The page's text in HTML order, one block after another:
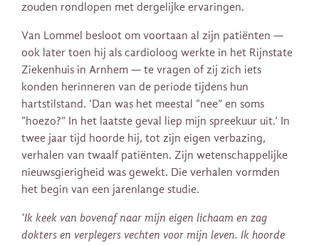
zouden rondlopen met dergelijke ervaringen.
Van Lommel besloot om voortaan al zijn patiënten —
ook later toen hij als cardioloog werkte in het Rijnstate
Ziekenhuis in Arnhem — te vragen of zij zich iets
konden herinneren van de periode tijdens hun
hartstilstand. ‘Dan was het meestal “nee” en soms
“hoezo?” In het laatste geval liep mijn spreekuur uit.’ In
twee jaar tijd hoorde hij, tot zijn eigen verbazing,
verhalen van twaalf patiënten. Zijn wetenschappelijke
nieuwsgierigheid was gewekt. Die verhalen vormden
het begin van een jarenlange studie.
‘Ik keek van bovenaf naar mijn eigen lichaam en zag
dokters en verplegers vechten voor mijn leven. Ik hoorde